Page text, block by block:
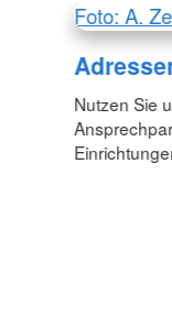
Foto: A.
Nutzen Sie